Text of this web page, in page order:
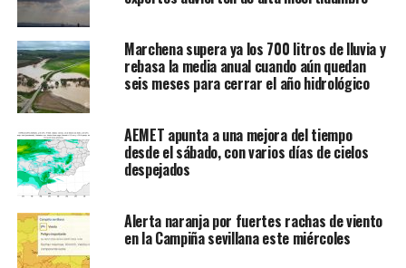
Marchena supera ya los 700 litros de lluvia y
rebasa la media anual cuando aún quedan
seis meses para cerrar el año hidrológico
AEMET apunta a una mejora del tiempo
desde el sábado, con varios días de cielos
despejados
Alerta naranja por fuertes rachas de viento
en la Campiña sevillana este miércoles